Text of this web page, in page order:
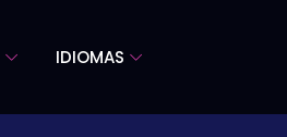
IDIOMAS